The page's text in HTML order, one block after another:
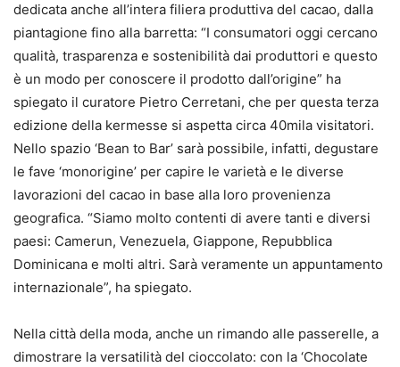
dedicata anche all’intera filiera produttiva del cacao, dalla
piantagione fino alla barretta: “I consumatori oggi cercano
qualità, trasparenza e sostenibilità dai produttori e questo
è un modo per conoscere il prodotto dall’origine” ha
spiegato il curatore Pietro Cerretani, che per questa terza
edizione della kermesse si aspetta circa 40mila visitatori.
Nello spazio ‘Bean to Bar’ sarà possibile, infatti, degustare
le fave ‘monorigine’ per capire le varietà e le diverse
lavorazioni del cacao in base alla loro provenienza
geografica. “Siamo molto contenti di avere tanti e diversi
paesi: Camerun, Venezuela, Giappone, Repubblica
Dominicana e molti altri. Sarà veramente un appuntamento
internazionale”, ha spiegato.
Nella città della moda, anche un rimando alle passerelle, a
dimostrare la versatilità del cioccolato: con la ‘Chocolate